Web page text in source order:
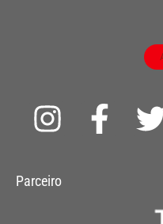
I
s
F
a
t
Parceiro